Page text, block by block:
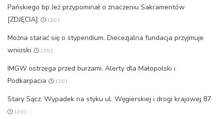
Pańskiego bp Jeż przypominał o znaczeniu Sakramentów
[ZDJĘCIA]
13:01
Można starać się o stypendium. Diecezjalna fundacja przyjmuje
wnioski
13:01
IMGW ostrzega przed burzami. Alerty dla Małopolski i
Podkarpacia
13:01
Stary Sącz: Wypadek na styku ul. Węgierskiej i drogi krajowej 87
13:01